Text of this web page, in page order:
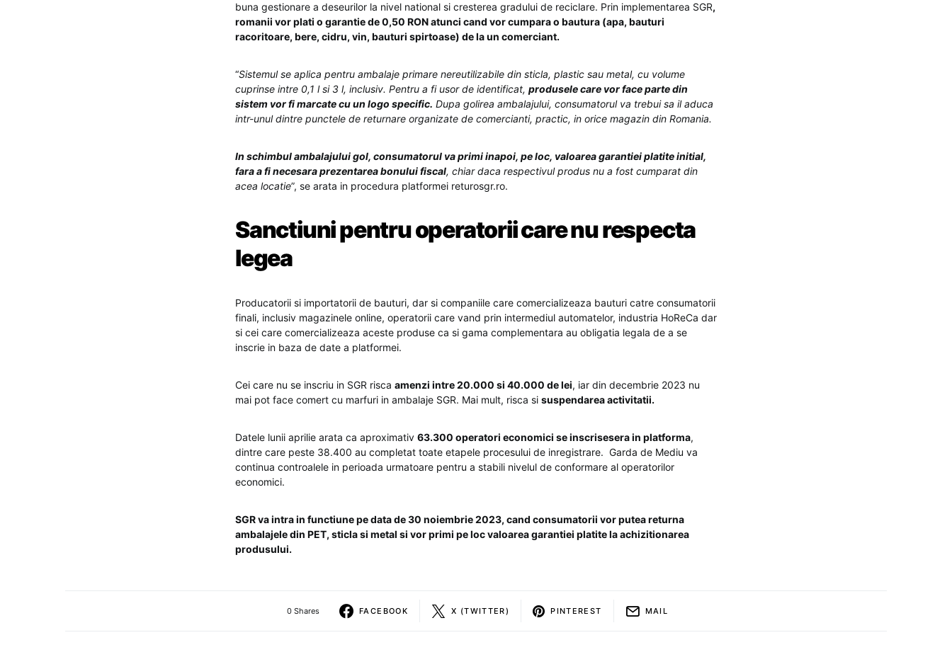
buna gestionare a deseurilor la nivel national si cresterea gradului de reciclare. Prin implementarea SGR,
romanii vor plati o garantie de 0,50 RON atunci cand vor cumpara o bautura (apa, bauturi
racoritoare, bere, cidru, vin, bauturi spirtoase) de la un comerciant.
“Sistemul se aplica pentru ambalaje primare nereutilizabile din sticla, plastic sau metal, cu volume
cuprinse intre 0,1 l si 3 l, inclusiv. Pentru a fi usor de identificat, produsele care vor face parte din
sistem vor fi marcate cu un logo specific. Dupa golirea ambalajului, consumatorul va trebui sa il aduca
intr-unul dintre punctele de returnare organizate de comercianti, practic, in orice magazin din Romania.
In schimbul ambalajului gol, consumatorul va primi inapoi, pe loc, valoarea garantiei platite initial,
fara a fi necesara prezentarea bonului fiscal, chiar daca respectivul produs nu a fost cumparat din
acea locatie”, se arata in procedura platformei returosgr.ro.
Sanctiuni pentru operatorii care nu respecta
legea
Producatorii si importatorii de bauturi, dar si companiile care comercializeaza bauturi catre consumatorii
finali, inclusiv magazinele online, operatorii care vand prin intermediul automatelor, industria HoReCa dar
si cei care comercializeaza aceste produse ca si gama complementara au obligatia legala de a se
inscrie in baza de date a platformei.
Cei care nu se inscriu in SGR risca amenzi intre 20.000 si 40.000 de lei, iar din decembrie 2023 nu
mai pot face comert cu marfuri in ambalaje SGR. Mai mult, risca si suspendarea activitatii.
Datele lunii aprilie arata ca aproximativ 63.300 operatori economici se inscrisesera in platforma,
dintre care peste 38.400 au completat toate etapele procesului de inregistrare. Garda de Mediu va
continua controalele in perioada urmatoare pentru a stabili nivelul de conformare al operatorilor
economici.
SGR va intra in functiune pe data de 30 noiembrie 2023, cand consumatorii vor putea returna
ambalajele din PET, sticla si metal si vor primi pe loc valoarea garantiei platite la achizitionarea
produsului.
0 Shares FACEBOOK X (TWITTER) PINTEREST MAIL